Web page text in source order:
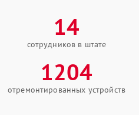
14
сотрудников в штате
1204
отремонтированных устройств